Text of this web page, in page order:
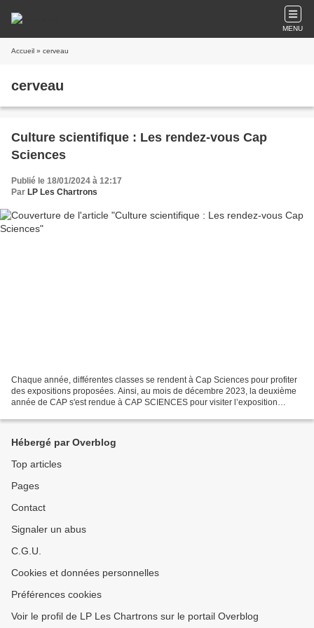
MENU
Accueil » cerveau
cerveau
Culture scientifique : Les rendez-vous Cap
Sciences
Publié le 18/01/2024 à 12:17
Par LP Les Chartrons
Chaque année, différentes classes se rendent à Cap Sciences pour profiter
des expositions proposées. Ainsi, au mois de décembre 2023, la deuxième
année de CAP s'est rendue à CAP SCIENCES pour visiter l’exposition
Hébergé par Overblog
Top articles
Pages
Contact
Signaler un abus
C.G.U.
Cookies et données personnelles
Préférences cookies
Voir le profil de LP Les Chartrons sur le portail Overblog